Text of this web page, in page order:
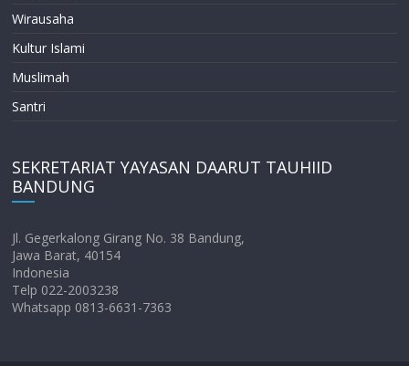
Wirausaha
Kultur Islami
Muslimah
Santri
SEKRETARIAT YAYASAN DAARUT TAUHIID
BANDUNG
Jl. Gegerkalong Girang No. 38 Bandung,
Jawa Barat, 40154
Indonesia
Telp 022-2003238
Whatsapp 0813-6631-7363